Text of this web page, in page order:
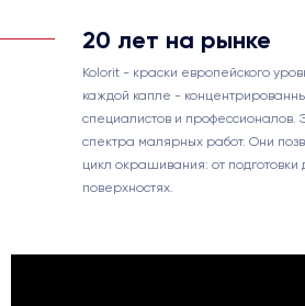
20 лет на рынке
Kolorit - краски европейского
каждой капле -
специалистов и профессионалов.
спектра малярных работ. Они
цикл окрашивания: от
поверхностях.